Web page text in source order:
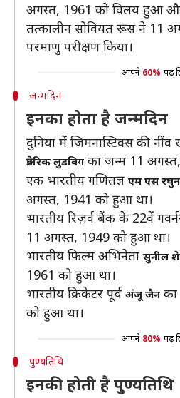
अगस्त, 1961 को विलय हुआ और
तत्कालीन सोवियत रूस ने 11
परमाणु परीक्षण किया।
आपने 60% पढ़
जन्मदिन
इनका होता है जन्मदिन
दुनिया में जिमनास्‍टिक्‍स की
फ्रेडरिक लुडविग का जन्म 11
एक भारतीय गणितज्ञ एम एस
अगस्त, 1941 को हुआ था।
भारतीय रिज़र्व बैंक के 22वें
11 अगस्त, 1949 को हुआ था।
भारतीय फिल्म अभिनेता सुनील
1961 को हुआ था।
भारतीय क्रिकेटर पूर्व अंजू जैन
को हुआ था।
आपने 80% पढ़
पुण्यतिथि
इनकी होती है पुण्यतिथि